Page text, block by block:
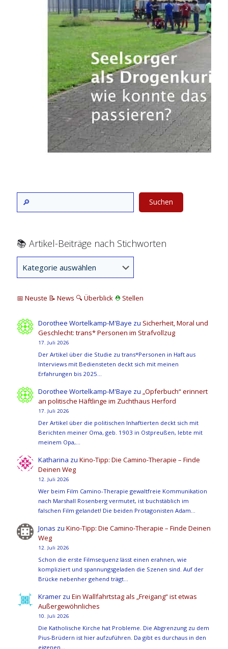
Suchen
📚 Artikel-Beiträge nach Stichworten
📅 Neuste 📝 News 🔍 Überblick ⛑ Stellen
Dorothee Wortelkamp-M'Baye zu Sicherheit, Moral und
Geschlecht: trans* Personen im Strafvollzug
17. Juli 2026
Der Artikel über die Studie zu trans*Personen in Haft aus
Interviews mit Bediensteten deckt sich mit meinen
Erfahrungen bis 2025…
Dorothee Wortelkamp-M'Baye zu „Opferbuch“ erinnert
an politische Häftlinge im Zuchthaus Herford
17. Juli 2026
Der Artikel über die politischen Inhaftierten deckt sich mit
Berichten meiner Oma, geb. 1903 in Ostpreußen, lebte mit
meinem Opa,…
Katharina zuKino-Tipp: Die Camino-Therapie – Finde
Deinen Weg
12. Juli 2026
Wer beim Film Camino-Therapie gewaltfreie Kommunikation
nach Marshall Rosenberg vermutet, ist buchstäblich im
falschen Film gelandet! Die beiden Protagonisten Adam…
Jonas zuKino-Tipp: Die Camino-Therapie – Finde Deinen
Weg
12. Juli 2026
Schon die erste Filmsequenz lässt einen erahnen, wie
kompliziert und spannungsgeladen die Szenen sind. Auf der
Brücke nebenher gehend trägt…
Kramer zuEin Wallfahrtstag als „Freigang“ ist etwas
Außergewöhnliches
10. Juli 2026
Die Katholische Kirche hat Probleme. Die Abgrenzung zu dem
Pius-Brüdern ist hier aufzuführen. Da gibt es durchaus in den
eigenen…